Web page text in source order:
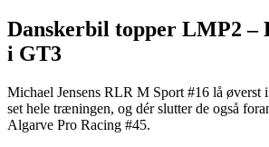
Danskerbil topper LMP2 –
i GT3
Michael Jensens RLR M Sport #16 lå øverst
set hele træningen, og dér slutter de også
Algarve Pro Racing #45.